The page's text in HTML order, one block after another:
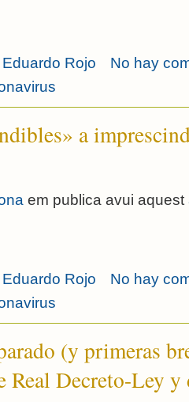
Eduardo Rojo
No hay
a
em publica avui aquest
Eduardo Rojo
No hay
(y primeras
Real Decreto-Ley